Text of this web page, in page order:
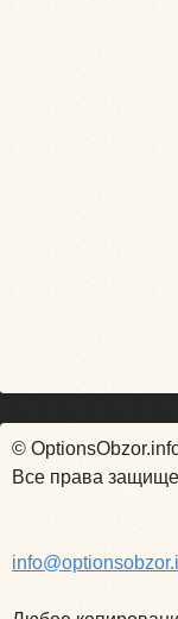
©
Все права